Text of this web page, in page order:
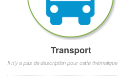
Transport
Il n'y a pas de description pour cette thématique